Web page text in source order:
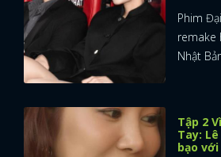
ĐĂNG
Phim
remake
Nhật
Tập 2
Tay:
bạo với